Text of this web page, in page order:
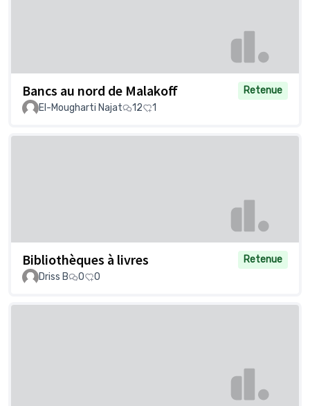
Bancs au nord de Malakoff
Retenue
El-Mougharti Najat
12 1
Bibliothèques à livres
Retenue
Driss B
0 0